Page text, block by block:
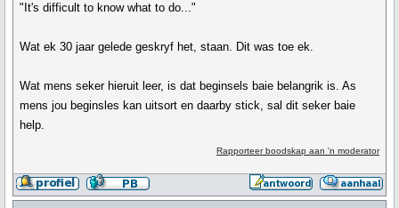
"It's difficult to know what to do..."
Wat ek 30 jaar gelede geskryf het, staan. Dit was toe ek.
Wat mens seker hieruit leer, is dat beginsels baie belangrik is. As
mens jou beginsles kan uitsort en daarby stick, sal dit seker baie
help.
Rapporteer boodskap aan 'n moderator